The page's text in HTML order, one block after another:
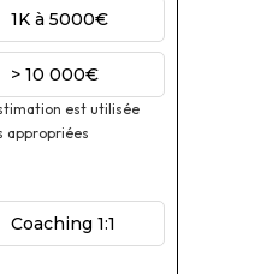
1K à 5000€
> 10 000€
est utilisée
appropriées
Coaching 1:1